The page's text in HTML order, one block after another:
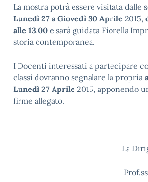
La mostra potrà essere visitata dalle
Lunedì 27 a Giovedì 30 Aprile 2015,
alle 13.00 e sarà guidata Fiorella
storia contemporanea.
I Docenti interessati a partecipare
classi dovranno segnalare la propria
Lunedì 27 Aprile 2015, apponendo
firme allegato.
La